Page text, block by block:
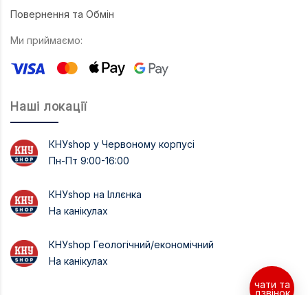
Повернення та Обмін
Ми приймаємо:
Наші локації
КНУshop у Червоному корпусі
Пн-Пт 9:00-16:00
КНУshop на Іллєнка
На канікулах
КНУshop Геологічний/економічний
На канікулах
чати та
дзвінок